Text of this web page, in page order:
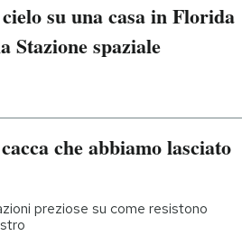
su una casa in Florida
Stazione spaziale
che abbiamo lasciato
preziose su come resistono